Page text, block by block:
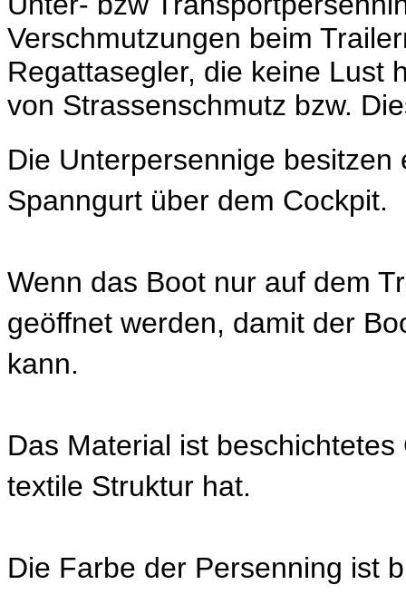
Verschmutzungen beim
Regattasegler, die keine Lust
von Strassenschmutz bzw.
Die Unterpersennige
Spanngurt über dem Cockpit.
Wenn das Boot nur auf dem
geöffnet werden, damit der
kann.
Das Material ist
textile Struktur hat.
Die Farbe der Persenning ist